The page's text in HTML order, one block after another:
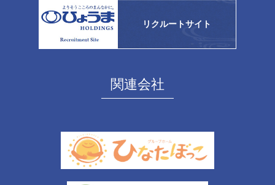
リクルートサイト
関連会社